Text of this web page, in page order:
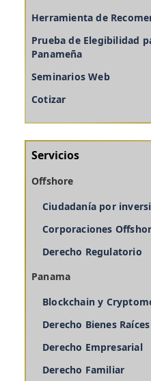
Herramienta de
Prueba de Elegibilidad
Panameña
Seminarios Web
Cotizar
Servicios
Offshore
Ciudadanía por
Corporaciones
Derecho Regulatorio
Panama
Blockchain y
Derecho Bienes Raíces
Derecho Empresarial
Derecho Familiar